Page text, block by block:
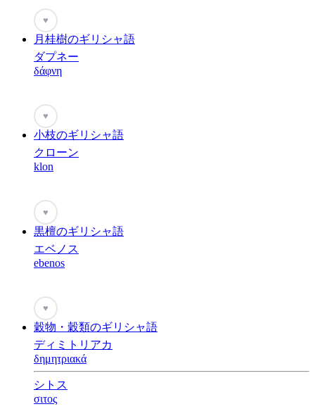
♥
月桂樹のギリシャ語
ダプネー
δάφνη
♥
小枝のギリシャ語
クローン
klon
♥
黒檀のギリシャ語
エベノス
ebenos
♥
穀物・穀類のギリシャ語
ディミトリアカ
δημητριακά
シトス
σιτος